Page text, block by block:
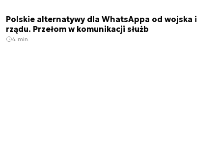
Polskie alternatywy dla WhatsAppa od wojska i
rządu. Przełom w komunikacji służb
4 min.